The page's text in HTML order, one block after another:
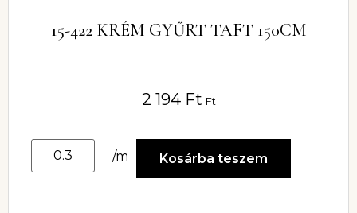
15-422 KRÉM GYŰRT TAFT 150CM
2 194 Ft Ft
/m Kosárba teszem